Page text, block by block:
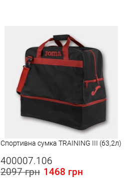
Спортивна сумка TRAINING III (63,2л)
400007.106
2097 грн 1468 грн